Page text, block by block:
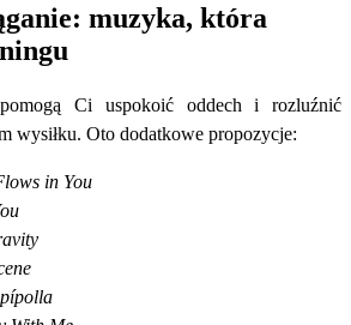
muzyka, która
Ci uspokoić oddech i rozluźnić
wysiłku. Oto dodatkowe propozycje:
in You